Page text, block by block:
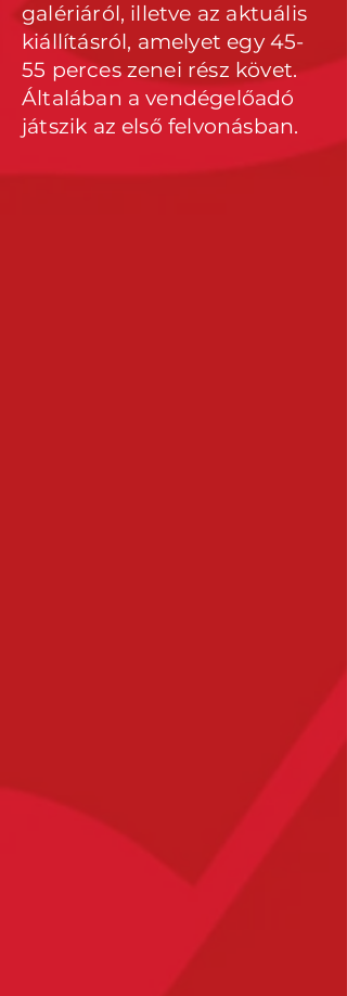
galériáról, illetve az aktuális
kiállításról, amelyet egy 45-
55 perces zenei rész követ.
Általában a vendégelőadó
játszik az első felvonásban.